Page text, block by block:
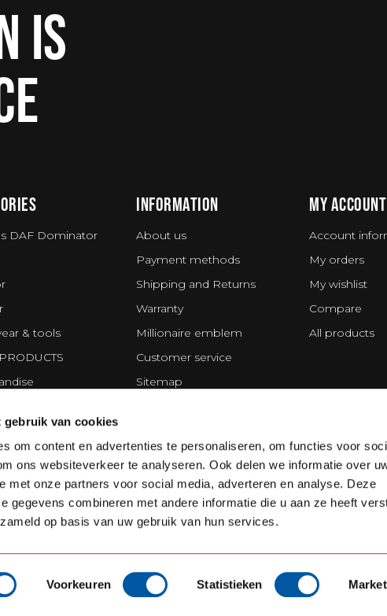
gebruik van cookies
om content en advertenties te personaliseren, om functies voor
ons websiteverkeer te analyseren. Ook delen we informatie over
met onze partners voor social media, adverteren en analyse. Deze
gegevens combineren met andere informatie die u aan ze heeft
op basis van uw gebruik van hun services.
Voorkeuren Statistieken
IS
DAF Dominator
& tools
Lighting Division
INFORMATION
About us
Payment methods
Shipping and Returns
Warranty
Millionaire emblem
Customer service
Sitemap
Terms and Conditions
Cookie policy
MY ACCOUNT
Account
My orders
My wishlist
Compare
All products